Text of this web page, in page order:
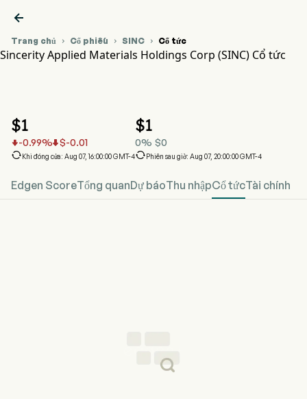

Trang chủ  Cổ phiếu  SINC  Cổ tức
Sincerity Applied Materials Holdings Corp (SINC) Cổ tức
$1
-0.99% $-0.01
Khi đóng cửa: Aug 07, 16:00:00 GMT-4
$1
0% $0
Phiên sau giờ: Aug 07, 20:00:00 GMT-4
Edgen ScoreTổng quanDự báoThu nhậpCổ tứcTài chính